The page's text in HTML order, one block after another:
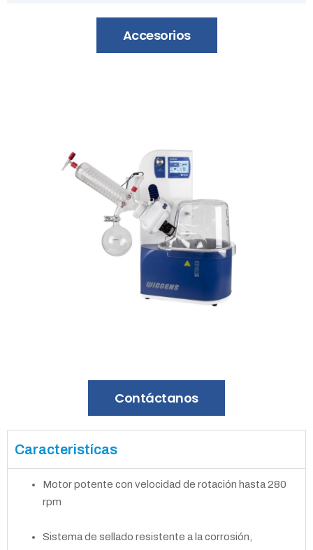
Accesorios
Contáctanos
Caracteristícas
Motor potente con velocidad de rotación hasta 280
rpm
Sistema de sellado resistente a la corrosión,